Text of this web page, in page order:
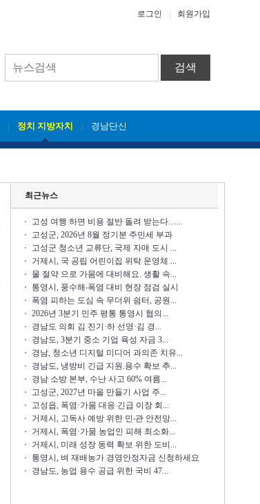
로그인 회원가입
검색
정치 지방자치 경남단신
최근뉴스
고성 여행 하면 비용 절반 돌려 받는다…...
고성군, 2026년 8월 정기분 주민세 부과
고성군 청소년 교류단, 국제 자매 도시 ...
거제시, 국 공립 어린이집 위탁 운영체 ...
물 절약 으로 가뭄에 대비해요. 생활 속...
통영시, 풍수해‧폭염 대비 현장 점검 실시
폭염 피하는 도심 속 무더위 쉼터, 공원...
2026년 3분기 민주 평통 통영시 협의...
경남도 의회 김 진기·하 선영·김 경...
경남도, 3분기 중소 기업 육성 자금 3...
경남, 청소년 디지털 미디어 과의존 치유...
경남도, 냉방비 긴급 지원.용수 확보 추...
경남 소방 본부, 수난 사고 60% 여름...
고성군, 2027년 마을 만들기 사업 주...
고성읍, 폭염·가뭄 대응 긴급 이장 회...
거제시, 고독사 예방 위한 민‧관 안전망...
거제시, 폭염·가뭄 농업인 피해 최소화...
거제시, 미래 성장 동력 확보 위한 도비...
통영시, 벼 재배농가 경영안정자금 신청하세요
경남도, 농업 용수 공급 위한 국비 47...